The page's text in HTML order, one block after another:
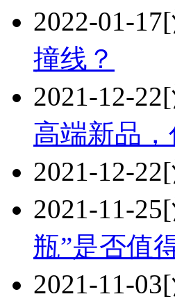
2022-01-17
撞线？
2021-12-22
高端新品
2021-12-22
2021-11-25
瓶”是否值
2021-11-03